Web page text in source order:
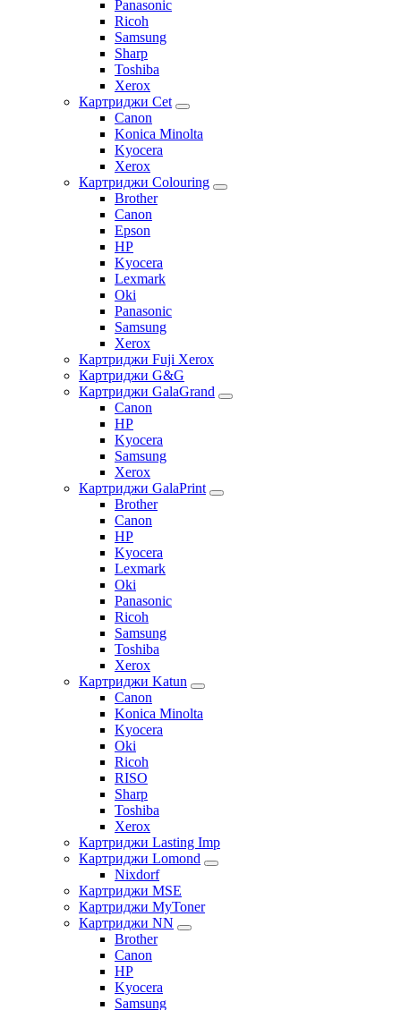
Panasonic
Ricoh
Samsung
Sharp
Toshiba
Xerox
Картриджи Cet
Canon
Konica Minolta
Kyocera
Xerox
Картриджи Colouring
Brother
Canon
Epson
HP
Kyocera
Lexmark
Oki
Panasonic
Samsung
Xerox
Картриджи Fuji Xerox
Картриджи G&G
Картриджи GalaGrand
Canon
HP
Kyocera
Samsung
Xerox
Картриджи GalaPrint
Brother
Canon
HP
Kyocera
Lexmark
Oki
Panasonic
Ricoh
Samsung
Toshiba
Xerox
Картриджи Katun
Canon
Konica Minolta
Kyocera
Oki
Ricoh
RISO
Sharp
Toshiba
Xerox
Картриджи Lasting Imp
Картриджи Lomond
Nixdorf
Картриджи MSE
Картриджи MyToner
Картриджи NN
Brother
Canon
HP
Kyocera
Samsung